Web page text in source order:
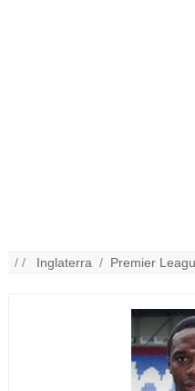
/ / Inglaterra / Premier